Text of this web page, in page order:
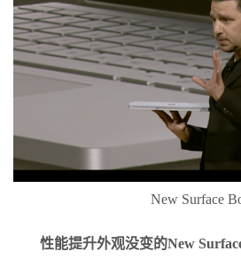
New Surface
性能提升外观没变的New